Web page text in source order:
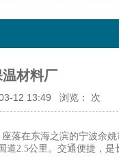
材料厂
12 13:49 浏览： 次
落在东海之滨的宁波余姚
道2.5公里。交通便捷，是